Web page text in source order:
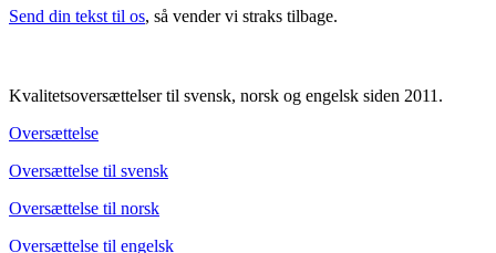
Send din tekst til os, så vender vi straks tilbage.
Kvalitetsoversættelser til svensk, norsk og engelsk siden 2011.
Oversættelse
Oversættelse til svensk
Oversættelse til norsk
Oversættelse til engelsk